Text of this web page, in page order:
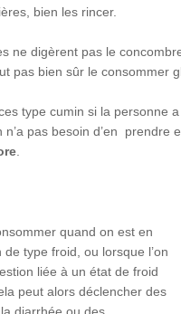
bien les rincer.
ne digèrent pas le
pas bien sûr le consommer
type cumin si la personne
n’a pas besoin d’en
.
quand on est en
type froid, ou lorsque l’on
liée à un état de froid
peut alors déclencher des